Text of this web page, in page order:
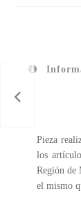
Pieza
los
Región de
el mismo